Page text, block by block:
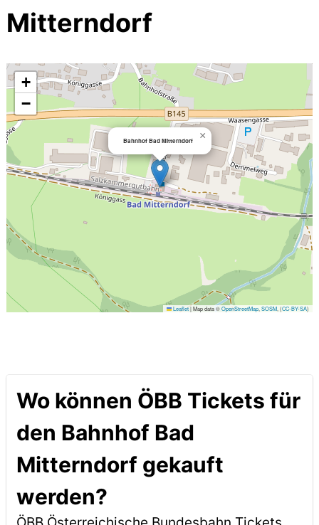
Mitterndorf
Bahnhof Bad Mitterndorf ×
+
−
Leaflet|Map data ©OpenStreetMap ,SOSM , (CC-BY-SA)
Wo können ÖBB Tickets für
den Bahnhof Bad
Mitterndorf gekauft
werden?